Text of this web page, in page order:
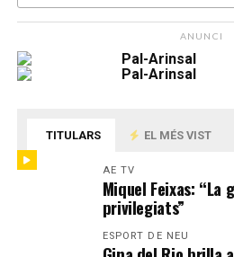
ANUNCI
TITULARS EL MÉS VIST
AE TV
Miquel Feixas: “La
privilegiats”
ESPORT DE NEU